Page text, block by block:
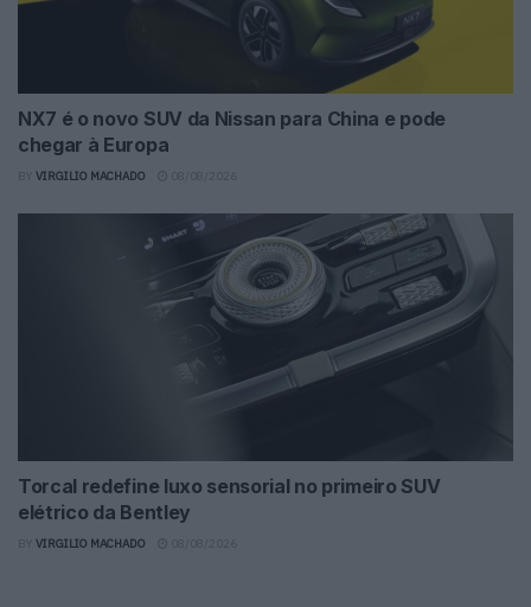
NX7 é o novo SUV da Nissan para China e pode
chegar à Europa
VIRGILIO MACHADO
Torcal redefine luxo sensorial no primeiro SUV
elétrico da Bentley
VIRGILIO MACHADO